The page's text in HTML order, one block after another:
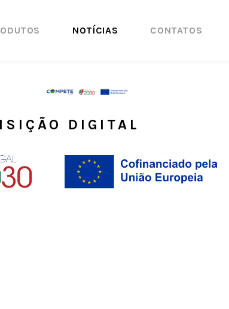
NOTÍCIAS CONTATOS
DIGITAL